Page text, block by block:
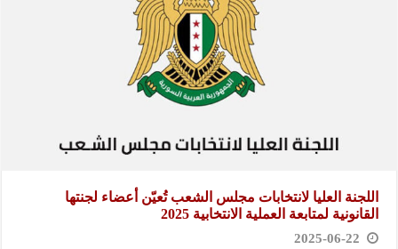
اللجنة العليا لانتخابات مجلس الشعب تُعيّن أعضاء لجنتها
القانونية لمتابعة العملية الانتخابية 2025
2025-06-22